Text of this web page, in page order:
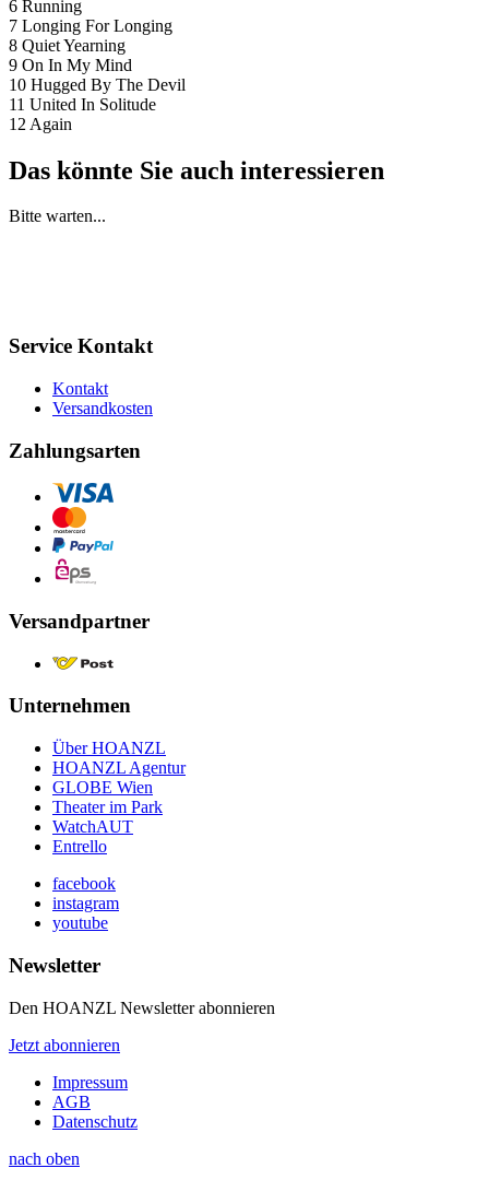
6 Running
7 Longing For Longing
8 Quiet Yearning
9 On In My Mind
10 Hugged By The Devil
11 United In Solitude
12 Again
Das könnte Sie auch interessieren
Bitte warten...
Service Kontakt
Kontakt
Versandkosten
Zahlungsarten
Versandpartner
Unternehmen
Über HOANZL
HOANZL Agentur
GLOBE Wien
Theater im Park
WatchAUT
Entrello
facebook
instagram
youtube
Newsletter
Den HOANZL Newsletter abonnieren
Jetzt abonnieren
Impressum
AGB
Datenschutz
nach oben